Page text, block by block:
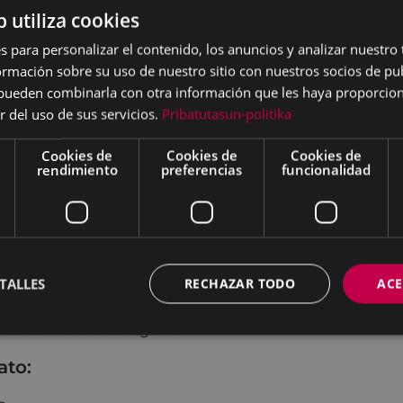
años inscritos/as al menos 6 meses antes de esta
años
de larga duración, es decir, inscritos/as al
meses anteriores a esta oferta o
de exclusión ( de acuerdo con lo regulado en
director general de Lanbide de 15 de junio de 2016)
o
familiares (tengan a su cargo
años o mayores incapacitados)
utiliza cookies
para personalizar el contenido, los anuncios y analizar nuestro
sobre su uso de nuestro sitio con nuestros socios de
combinarla con otra información que les haya
del uso de sus servicios. Pribatutasun-politika
Cookies de
rendimiento
Cookies de
preferencias
Cookies de
funcionalidad
RECHAZAR TODO